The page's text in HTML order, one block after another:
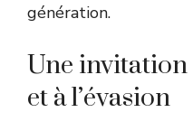
génération.
Une invitation
et à l’évasion